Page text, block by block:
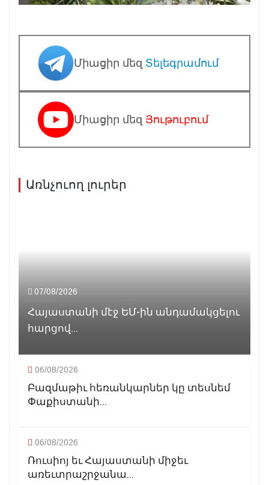
Միացիր մեզ Տելեգրամում
Միացիր մեզ Յութուբում
Առնչուող լուրեր
07/08/2026
Հայաստանի մէջ ԵՄ-ին անդամակցելու
հարցով...
06/08/2026
Բազմաթիւ հեռանկարներ կը տեսնեմ
Փաքիստանի...
06/08/2026
Ռուսիոյ եւ Հայաստանի միջեւ
առեւտրաշրջանա...